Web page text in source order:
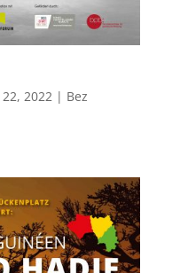
2022| Bez